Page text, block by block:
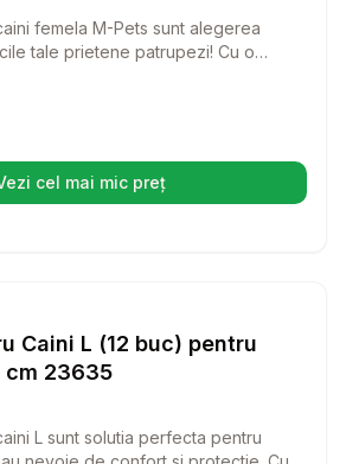
femela M-Pets sunt alegerea
tale prietene patrupezi! Cu o
pentru a le oferi protectie si igiena in
cel mai mic preț
(se deschide într-o filă nouă)
Caini L (12 buc) pentru
cm 23635
L sunt solutia perfecta pentru